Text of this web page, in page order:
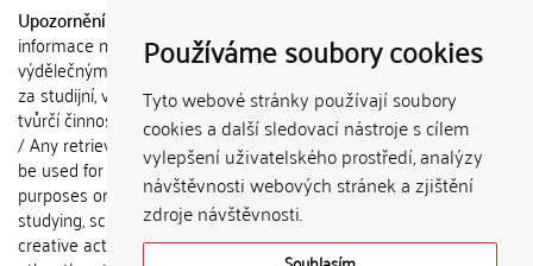
Používáme soubory cookies
Tyto webové stránky používají soubory
cookies a další sledovací nástroje s cílem
vylepšení uživatelského prostředí, analýzy
návštěvnosti webových stránek a zjištění
zdroje návštěvnosti.
Upozornění / Notice:
informace nemohou být použity k
výdělečným účelům nebo vydávány
za studijní, vědeckou nebo jinou
tvůrčí činnost jiné osoby než autora.
/ Any retrieved information shall not
be used for any commercial
purposes or claimed as results of
studying, scientific or any other
creative activities of any person